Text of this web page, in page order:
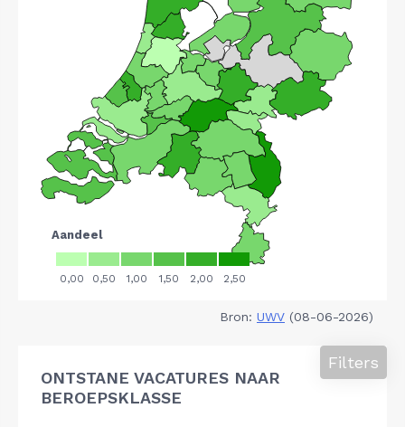
Bron: UWV (08-06-2026)
ONTSTANE VACATURES NAAR
BEROEPSKLASSE
Filters